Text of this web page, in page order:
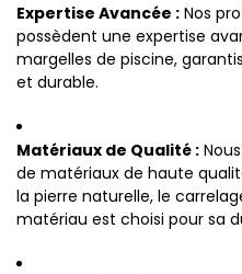
Expertise Avancée : Nos
possèdent une expertise
margelles de piscine,
et durable.
Matériaux de Qualité :
de matériaux de haute
la pierre naturelle, le
matériau est choisi pour sa